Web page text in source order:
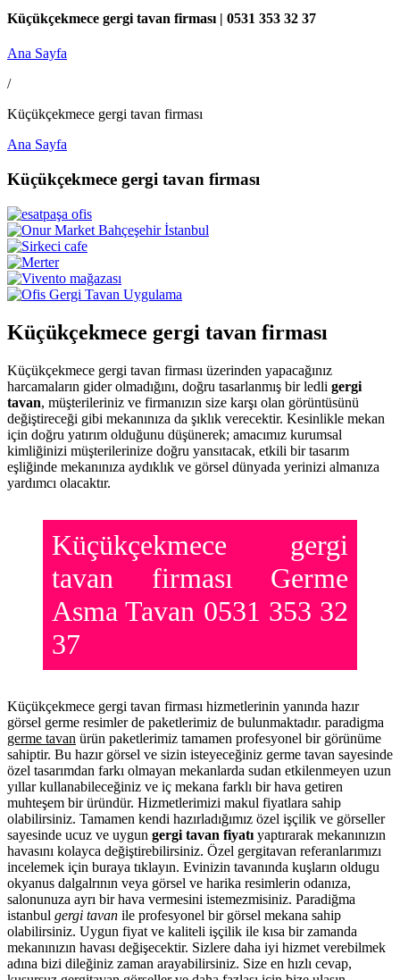
Küçükçekmece gergi tavan firması | 0531 353 32 37
Ana Sayfa
/
Küçükçekmece gergi tavan firması
Ana Sayfa
Küçükçekmece gergi tavan firması
Küçükçekmece gergi tavan firması
Küçükçekmece gergi tavan firması üzerinden yapacağınız
harcamaların gider olmadığını, doğru tasarlanmış bir ledli gergi
tavan, müşterileriniz ve firmanızın size karşı olan görüntüsünü
değiştireceği gibi mekanınıza da şıklık verecektir. Kesinlikle mekan
için doğru yatırım olduğunu düşünerek; amacımız kurumsal
kimliğinizi müşterilerinize doğru yansıtacak, etkili bir tasarım
eşliğinde mekanınıza aydıklık ve görsel dünyada yerinizi almanıza
yardımcı olacaktır.
Küçükçekmece gergi
tavan firması Germe
Asma Tavan 0531 353 32
37
Küçükçekmece gergi tavan firması hizmetlerinin yanında hazır
görsel germe resimler de paketlerimiz de bulunmaktadır. paradigma
germe tavan ürün paketlerimiz tamamen profesyonel bir görünüme
sahiptir. Bu hazır görsel ve sizin isteyeceğiniz germe tavan sayesinde
özel tasarımdan farkı olmayan mekanlarda sudan etkilenmeyen uzun
yıllar kullanabileceğiniz ve iç mekana farklı bir hava getiren
muhteşem bir üründür. Hizmetlerimizi makul fiyatlara sahip
olabilirsiniz. Tamamen kendi hazırladığımız özel işçilik ve görseller
sayesinde ucuz ve uygun gergi tavan fiyatı yaptırarak mekanınızın
havasını kolayca değiştirebilirsiniz. Özel gergitavan referanlarımızı
incelemek için buraya tıklayın. Evinizin tavanında kuşların oldugu
okyanus dalgalrının veya görsel ve harika resimlerin odanıza,
salonunuza ayrı bir hava vermesini istemezmisiniz. Paradiğma
istanbul gergi tavan ile profesyonel bir görsel mekana sahip
olabilirsiniz. Uygun fiyat ve kaliteli işçilik ile kısa bir zamanda
mekanınızın havası değişecektir. Sizlere daha iyi hizmet verebilmek
adına bizi dileğiniz zaman arayabilirsiniz. Size en hızlı cevap,